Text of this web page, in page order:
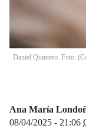
Daniel Quintero. Foto:
Ana María
08/04/2025 - 21:06